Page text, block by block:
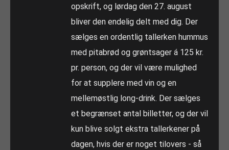
opskrift, og lørdag den 27. august
bliver den endelig delt med dig. Der
sælges en ordentlig tallerken hummus
med pitabrød og grøntsager á 125 kr.
pr. person, og der vil være mulighed
for at supplere med vin og en
mellemøstlig long-drink. Der sælges
et begrænset antal billetter, og der vil
kun blive solgt ekstra tallerkener på
dagen, hvis der er noget tilovers - så